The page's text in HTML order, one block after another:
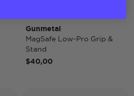
Gunmetal
MagSafe Low-Pro Grip &
Stand
$40,00